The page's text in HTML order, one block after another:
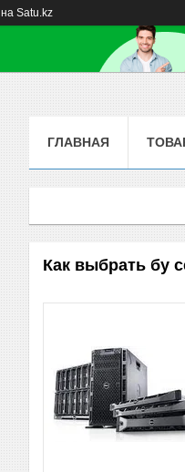
на Satu.kz
ГЛАВНАЯ
Как выбрать бу